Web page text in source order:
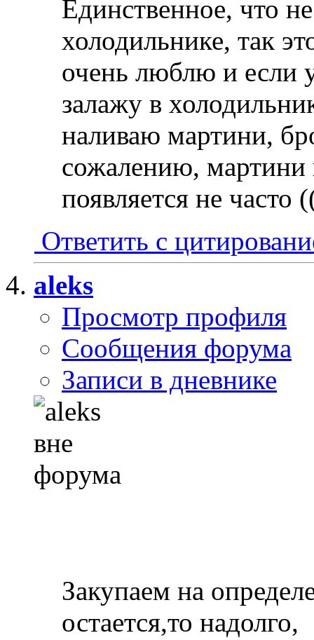
Единственное, что
холодильнике, так
очень люблю и если
залажу в
наливаю мартини,
сожалению, мартини
появляется не часто
Ответить с
aleks
Просмотр профиля
Сообщения форума
Записи в дневнике
Закупаем на
остается,то надолго,